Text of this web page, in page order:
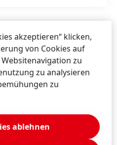
akzeptieren“ klicken,
von Cookies auf
zu
zu analysieren
zu
ablehnen